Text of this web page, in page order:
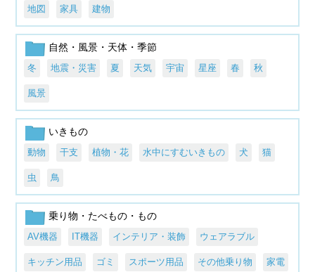
地図 家具 建物
自然・風景・天体・季節
冬 地震・災害 夏 天気 宇宙 星座 春 秋
風景
いきもの
動物 干支 植物・花 水中にすむいきもの 犬 猫
虫 鳥
乗り物・たべもの・もの
AV機器 IT機器 インテリア・装飾 ウェアラブル
キッチン用品 ゴミ スポーツ用品 その他乗り物 家電